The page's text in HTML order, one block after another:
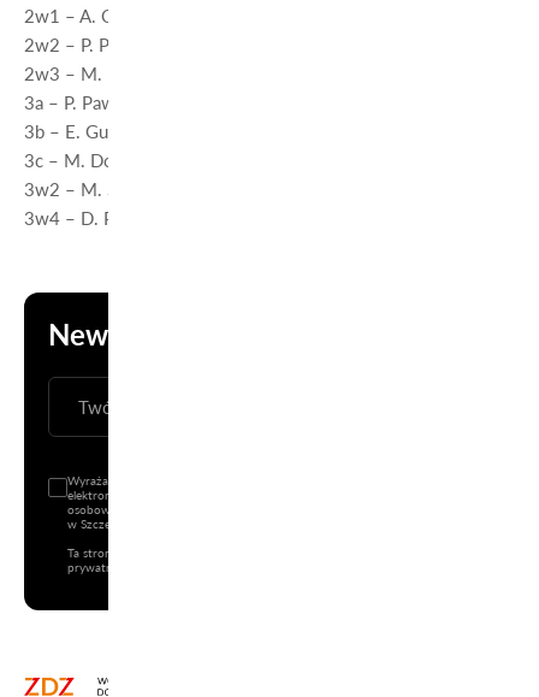
2w1 – A. Osińska – s. 217 (II piętro)
2w2 – P. Pawlonka – s. 216 (II piętro)
2w3 – M. Krukowski – s. 328 (III piętro)
3a – P. Pawlonka – s. 216 (II piętro)
3b – E. Gutowska – s. 338 (III piętro)
3c – M. Domżalska – s. 329 (III piętro)
3w2 – M. Ścibior – s. 322 (III piętro)
3w4 – D. Pilch – s. 332 (III piętro)
Newsletter
Wyrażam zgodę na wysyłanie informacji handlowej (newsletter) drogą
elektroniczną na podany adres e-mail oraz na przetwarzanie danych
osobowych przez Wojewódzki Zakład Doskonalenia Zawodowego z siedzibą
w Szczecinie przy Pl. J. Kilińskiego 3.
Ta strona jest chroniona przez reCAPTCHA i mają zastosowanie
prywatności